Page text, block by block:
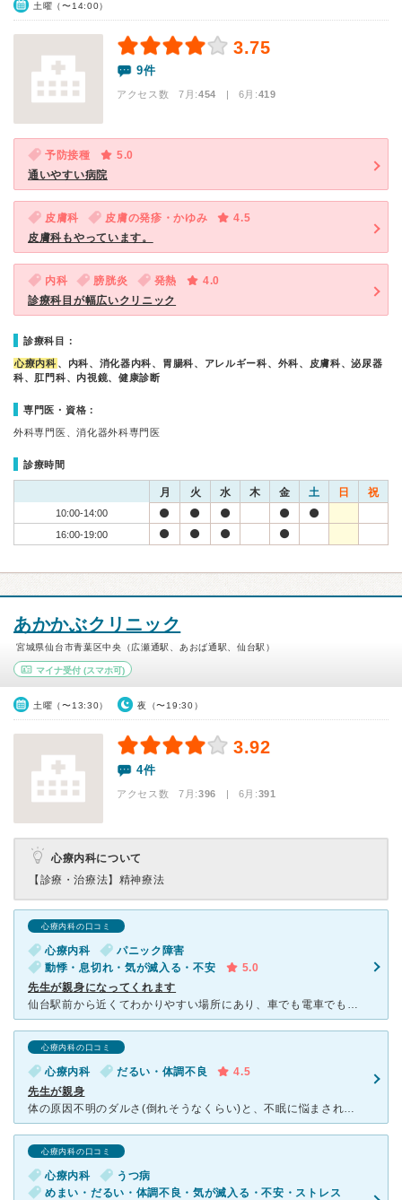
土曜（〜14:00）
3.75
9件
アクセス数 7月:454 | 6月:419
予防接種
5.0
通いやすい病院
皮膚科 皮膚の発疹・かゆみ
4.5
皮膚科もやっています。
内科 膀胱炎 発熱
4.0
診療科目が幅広いクリニック
診療科目：
心療内科 、内科、消化器内科、胃腸科、アレルギー科、外科、皮膚科、泌尿器
科、肛門科、内視鏡、健康診断
専門医・資格：
外科専門医、消化器外科専門医
診療時間
月 火 水 木 金 土 日 祝
10:00-14:00
16:00-19:00
あかかぶクリニック
宮城県仙台市青葉区中央（広瀬通駅、あおば通駅、仙台駅）
マイナ受付 (スマホ可)
土曜（〜13:30） 夜（〜19:30）
3.92
4件
アクセス数 7月:396 | 6月:391
心療内科について
【診療・治療法】 精神療法
心療内科の口コミ
心療内科
パニック障害
動悸・息切れ・気が滅入る・不安
5.0
先生が親身になってくれます
仙台駅前から近くてわかりやすい場所にあり、車でも電車でも通える病院を探していました。 入口も入りやすく、待合室(7席)や診察室は小さいですが、11時前後には待合室に患者さんが立つくらい混んでました。
心療内科の口コミ
心療内科 だるい・体調不良
4.5
先生が親身
体の原因不明のダルさ(倒れそうなくらい)と、不眠に悩まされて内科や整形を転々としましたが原因が分からずたどり着きました。 古い建物で待合室もせまく、心理テストも簡単で、大丈夫なのか心配でしたが、先生
心療内科の口コミ
心療内科
うつ病
めまい・だるい・体調不良・気が滅入る・不安・ストレス